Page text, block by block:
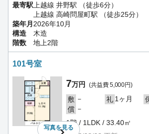
最寄駅 上越線 井野駅 （徒歩6分）
上越線 高崎問屋町駅 （徒歩25分）
築年月 2026年10月
構造
木造
階数
地上2階
101号室
写真を見る
7万円 (共益費 5,000円)
敷 － 礼 1ヶ月
償 －
1階 / 1LDK / 33.40㎡